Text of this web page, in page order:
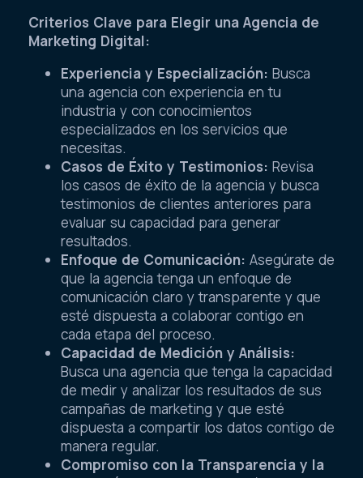
Criterios Clave para Elegir una Agencia de
Marketing Digital:
Experiencia y Especialización: Busca
una agencia con experiencia en tu
industria y con conocimientos
especializados en los servicios que
necesitas.
Casos de Éxito y Testimonios: Revisa
los casos de éxito de la agencia y busca
testimonios de clientes anteriores para
evaluar su capacidad para generar
resultados.
Enfoque de Comunicación: Asegúrate de
que la agencia tenga un enfoque de
comunicación claro y transparente y que
esté dispuesta a colaborar contigo en
cada etapa del proceso.
Capacidad de Medición y Análisis:
Busca una agencia que tenga la capacidad
de medir y analizar los resultados de sus
campañas de marketing y que esté
dispuesta a compartir los datos contigo de
manera regular.
Compromiso con la Transparencia y la